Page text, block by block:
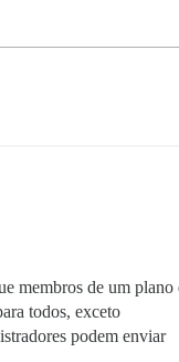
membros de um plano
todos, exceto
podem enviar